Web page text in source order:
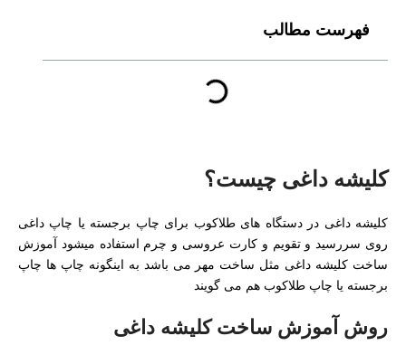
فهرست مطالب
کلیشه داغی چیست؟
کلیشه داغی در دستگاه های طلاکوب برای چاپ برجسته یا چاپ داغی
روی سررسید و تقویم و کارت عروسی و چرم استفاده میشود آموزش
ساخت کلیشه داغی مثل ساخت مهر می باشد به اینگونه چاپ ها چاپ
برجسته یا چاپ طلاکوب هم می گویند
روش آموزش ساخت کلیشه داغی